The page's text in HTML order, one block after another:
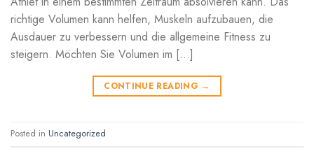
richtige Volumen kann helfen, Muskeln aufzubauen, die
Ausdauer zu verbessern und die allgemeine Fitness zu
steigern. Möchten Sie Volumen im […]
CONTINUE READING →
Posted in Uncategorized